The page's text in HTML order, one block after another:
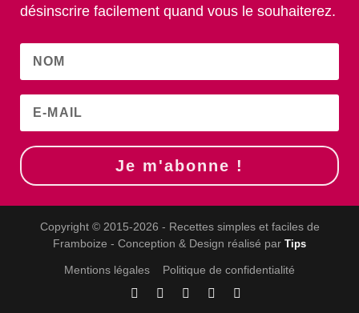
désinscrire facilement quand vous le souhaiterez.
Je m'abonne !
Copyright © 2015-2026 - Recettes simples et faciles de
Framboize - Conception & Design réalisé par Tips
Mentions légales Politique de confidentialité